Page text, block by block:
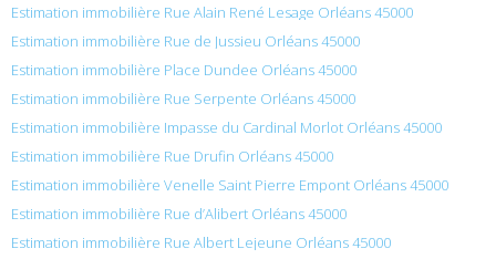
Estimation immobilière Rue Alain René Lesage Orléans 45000
Estimation immobilière Rue de Jussieu Orléans 45000
Estimation immobilière Place Dundee Orléans 45000
Estimation immobilière Rue Serpente Orléans 45000
Estimation immobilière Impasse du Cardinal Morlot Orléans 45000
Estimation immobilière Rue Drufin Orléans 45000
Estimation immobilière Venelle Saint Pierre Empont Orléans 45000
Estimation immobilière Rue d’Alibert Orléans 45000
Estimation immobilière Rue Albert Lejeune Orléans 45000